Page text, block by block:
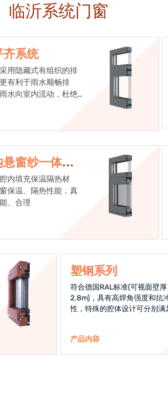
临沂系统门窗
齐系统
用隐藏式有组织的排
有利于雨水顺畅排
水向室内流动，杜绝
悬窗纱一体系
内填充保温隔热材
保温、隔热性能，真
、合理
塑钢系列
符合德国RAL标准(可视面壁厚
2.8m)，具有高焊角强度和抗
性，特殊的腔体设计可分别满
产品内容